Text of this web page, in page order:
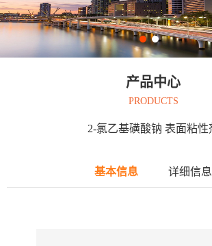
产品中心
PRODUCTS
2-氯乙基磺酸钠 表面粘性
基本信息 详细信息